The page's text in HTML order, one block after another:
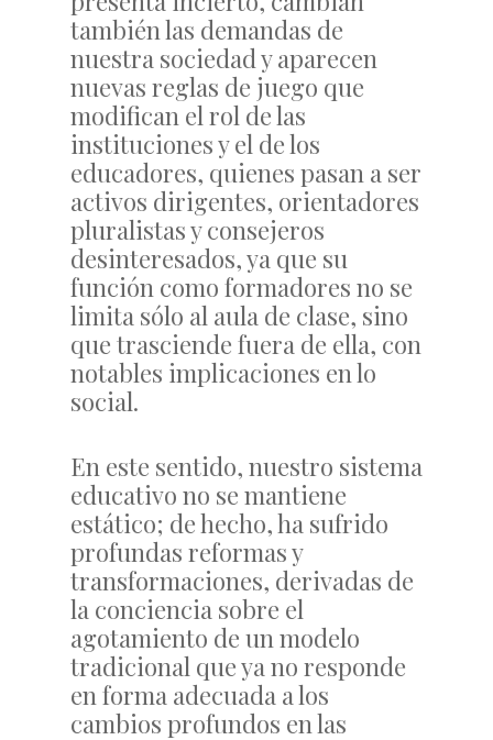
también las demandas de
nuestra sociedad y aparecen
nuevas reglas de juego que
modifican el rol de las
instituciones y el de los
educadores, quienes pasan a ser
activos dirigentes, orientadores
pluralistas y consejeros
desinteresados, ya que su
función como formadores no se
limita sólo al aula de clase, sino
que trasciende fuera de ella, con
notables implicaciones en lo
social.
En este sentido, nuestro sistema
educativo no se mantiene
estático; de hecho, ha sufrido
profundas reformas y
transformaciones, derivadas de
la conciencia sobre el
agotamiento de un modelo
tradicional que ya no responde
en forma adecuada a los
cambios profundos en las